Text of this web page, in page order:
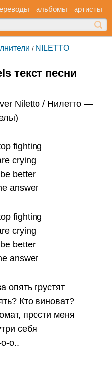
альбомы артисты
/ NILETTO
текст песни
Niletto / Нилетто —
fighting
crying
better
answer
fighting
crying
better
answer
опять грустят
Кто виноват?
прости меня
себя
о..